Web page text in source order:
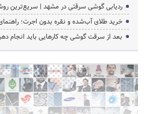
ردیابی گوشی سرقتی در مشهد | سریع‌ترین
خرید طلای آب‌شده و نقره بدون اجرت؛
بعد از سرقت گوشی چه کارهایی باید انجام